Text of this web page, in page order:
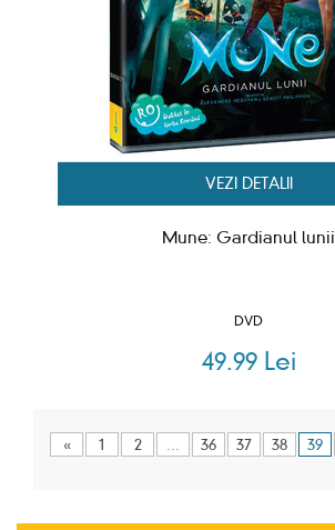
VEZI DETALII
Mune: Gardianul lunii
DVD
49.99 Lei
« 1 2 ... 36 37 38 39